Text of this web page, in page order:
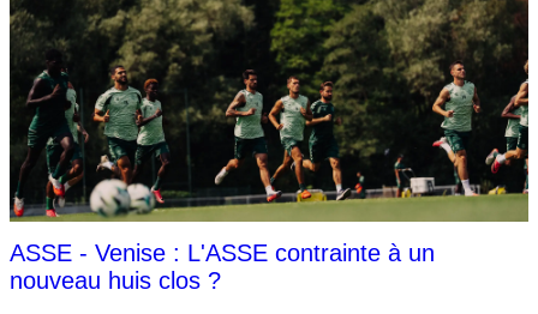
ASSE - Venise : L'ASSE contrainte à un
nouveau huis clos ?